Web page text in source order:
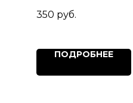
350 руб.
ПОДРОБНЕЕ